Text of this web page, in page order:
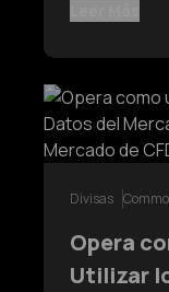
Divisas
Opera
Utilizar